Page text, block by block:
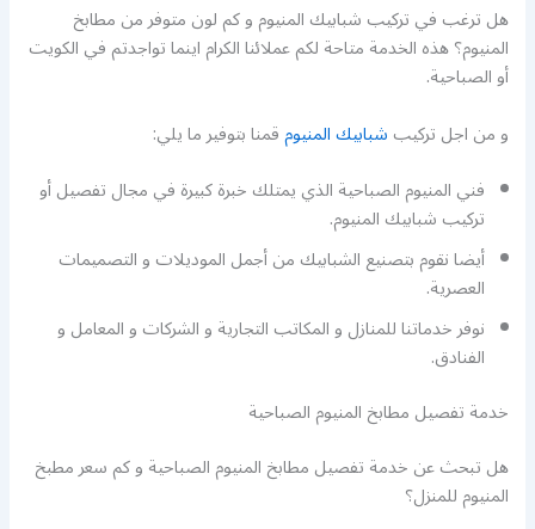
هل ترغب في تركيب شبابيك المنيوم و كم لون متوفر من مطابخ
المنيوم؟ هذه الخدمة متاحة لكم عملائنا الكرام اينما تواجدتم في الكويت
أو الصباحية.
و من اجل تركيبشبابيك المنيومقمنا بتوفير ما يلي:
فني المنيوم الصباحية الذي يمتلك خبرة كبيرة في مجال تفصيل أو
تركيب شبابيك المنيوم.
أيضا نقوم بتصنيع الشبابيك من أجمل الموديلات و التصميمات
العصرية.
نوفر خدماتنا للمنازل و المكاتب التجارية و الشركات و المعامل و
الفنادق.
خدمة تفصيل مطابخ المنيوم الصباحية
هل تبحث عن خدمة تفصيل مطابخ المنيوم الصباحية و كم سعر مطبخ
المنيوم للمنزل؟